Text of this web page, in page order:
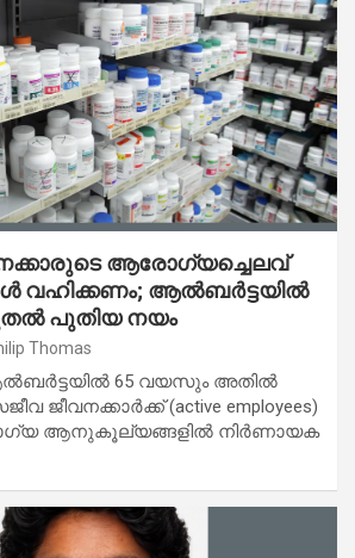
ആരോഗ്യച്ചെലവ്
വഹിക്കണം; ആൽബർട്ടയിൽ
പുതിയ നയം
Thomas
65 വയസും അതിൽ
(active employees)
ആനുകൂല്യങ്ങളിൽ നിർണായക